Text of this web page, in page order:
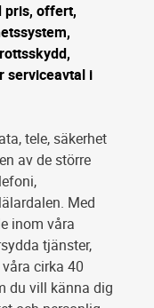
pris, offert,
serviceavtal i
tele, säkerhet
av de större
Med
inom våra
tjänster,
cirka 40
du vill känna dig